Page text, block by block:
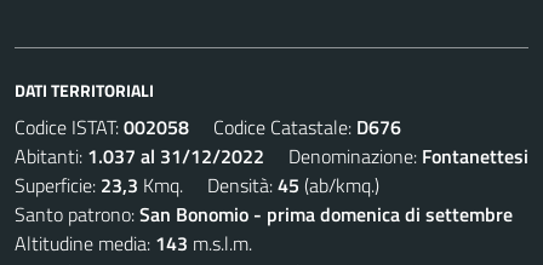
DATI TERRITORIALI
Codice ISTAT:002058 Codice Catastale: D676
Abitanti: 1.037 al 31/12/2022 Denominazione: Fontanettesi
Superficie: 23,3 Kmq. Densità:45 (ab/kmq.)
Santo patrono:San Bonomio - prima domenica di settembre
Altitudine media: 143 m.s.l.m.